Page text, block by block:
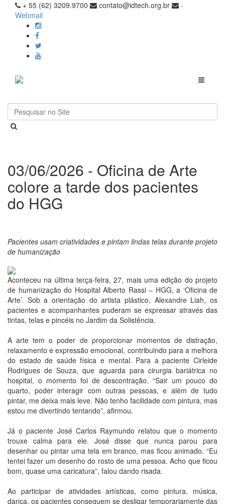
+ 55 (62) 3209.9700 contato@idtech.org.br
-
Webmail
Toggle
03/06/2026 - Oficina de Arte
colore a tarde dos pacientes
do HGG
Pacientes usam criatividades e pintam lindas telas durante projeto
de humanização
Aconteceu na última terça-feira, 27, mais uma edição do projeto
de humanização do Hospital Alberto Rassi – HGG, a ‘Oficina de
Arte’. Sob a orientação do artista plástico, Alexandre Liah, os
pacientes e acompanhantes puderam se expressar através das
tintas, telas e pincéis no Jardim da Solistência.
A arte tem o poder de proporcionar momentos de distração,
relaxamento e expressão emocional, contribuindo para a melhora
do estado de saúde física e mental. Para a paciente Cirleide
Rodrigues de Souza, que aguarda para cirurgia bariátrica no
hospital, o momento foi de descontração. “Sair um pouco do
quarto, poder interagir com outras pessoas, e além de tudo
pintar, me deixa mais leve. Não tenho facilidade com pintura, mas
estou me divertindo tentando”, afirmou.
Já o paciente José Carlos Raymundo relatou que o momento
trouxe calma para ele. José disse que nunca parou para
desenhar ou pintar uma tela em branco, mas ficou animado. “Eu
tentei fazer um desenho do rosto de uma pessoa. Acho que ficou
bom, quase uma caricatura”, falou dando risada.
Ao participar de atividades artísticas, como pintura, música,
dança, os pacientes conseguem se desligar temporariamente das